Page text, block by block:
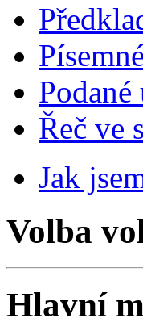
Řeč ve
Jak
Volba
Hlavní